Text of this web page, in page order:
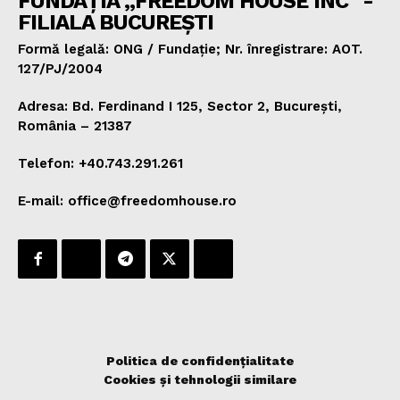
FILIALA BUCUREȘTI
Formă legală: ONG / Fundație; Nr. înregistrare: AOT.
127/PJ/2004
Adresa: Bd. Ferdinand I 125, Sector 2, București,
România – 21387
Telefon: +40.743.291.261
E-mail: office@freedomhouse.ro
Politica de confidențialitate
Cookies și tehnologii similare